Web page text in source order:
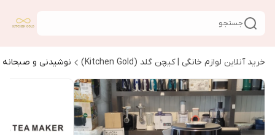
جستجو
خرید آنلاین لوازم خانگی | کیچن گلد (Kitchen Gold) نوشیدنی و صبحانه